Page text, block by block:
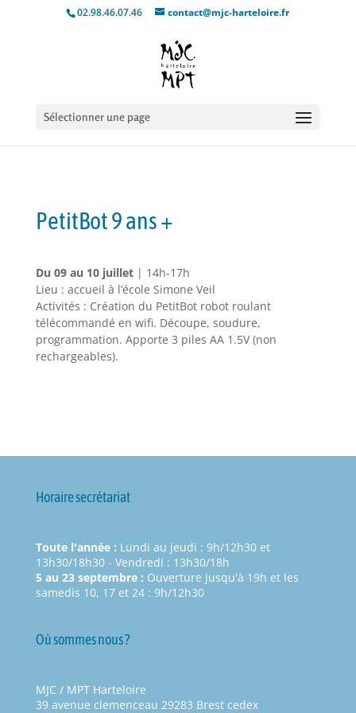
02.98.46.07.46 contact@mjc-harteloire.fr
Sélectionner une page
PetitBot 9 ans +
Du 09 au 10 juillet | 14h-17h
Lieu : accueil à l’école Simone Veil
Activités : Création du PetitBot robot roulant
télécommandé en wifi. Découpe, soudure,
programmation. Apporte 3 piles AA 1.5V (non
rechargeables).
Horaire secrétariat
Toute l'année : Lundi au jeudi : 9h/12h30 et
13h30/18h30 - Vendredi : 13h30/18h
5 au 23 septembre : Ouverture jusqu'à 19h et les
samedis 10, 17 et 24 : 9h/12h30
Où sommes nous ?
MJC / MPT Harteloire
39 avenue clemenceau 29283 Brest cedex